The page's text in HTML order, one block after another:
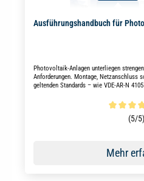
Ausführungshandbuch für
Photovoltaik-Anlagen unterliegen
Anforderungen. Montage, Netzanschluss
geltenden Standards – wie VDE-AR-N
bietet Ihnen unser bewährtes
Durchschnittliche Bewertung von
(5/5)
Mehr